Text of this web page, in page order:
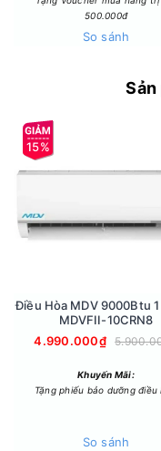
nghệ này giải phóng
hạt bụi nhỏ như
được duy trì trong
500.000đ
So sánh
Sản
15%
Điều Hòa MDV 9000Btu
MDVFII-10CRN8
4.990.000₫
Khuyến Mãi:
Tặng phiếu bảo dưỡng điều
So sánh